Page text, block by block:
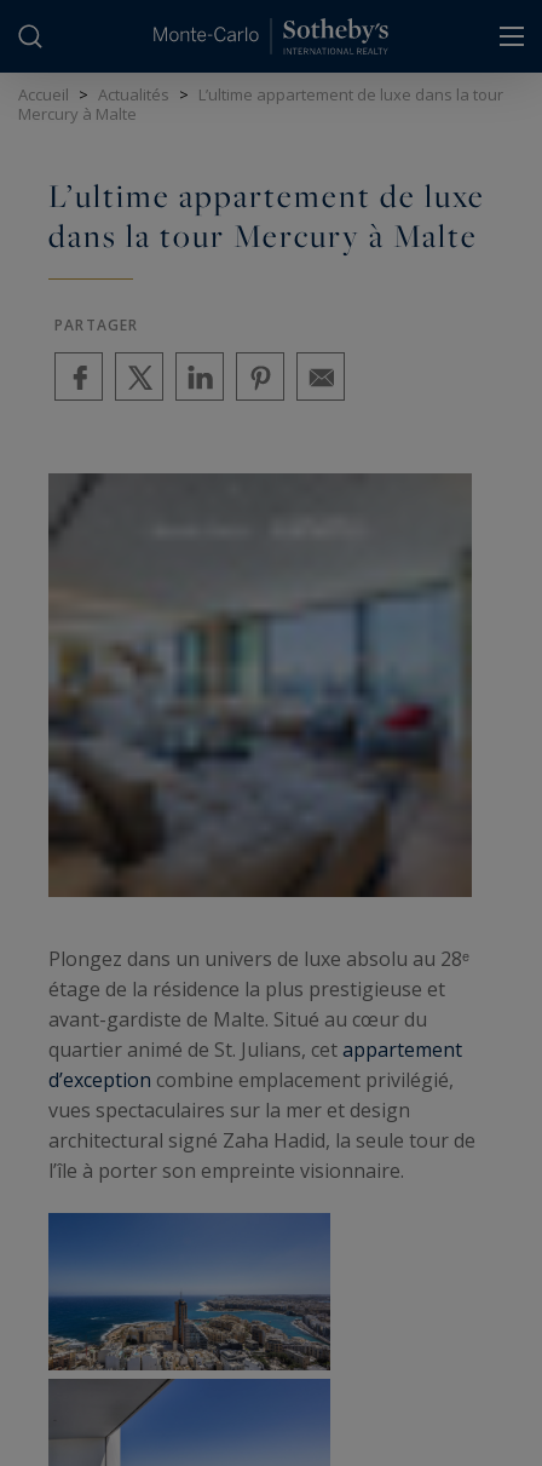
Accueil > Actualités > L’ultime appartement de luxe dans la tour
Mercury à Malte
L’ultime appartement de luxe
dans la tour Mercury à Malte
PARTAGER
Plongez dans un univers de luxe absolu au 28ᵉ
étage de la résidence la plus prestigieuse et
avant-gardiste de Malte. Situé au cœur du
quartier animé de St. Julians, cetappartement
d’exception combine emplacement privilégié,
vues spectaculaires sur la mer et design
architectural signé Zaha Hadid, la seule tour de
l’île à porter son empreinte visionnaire.